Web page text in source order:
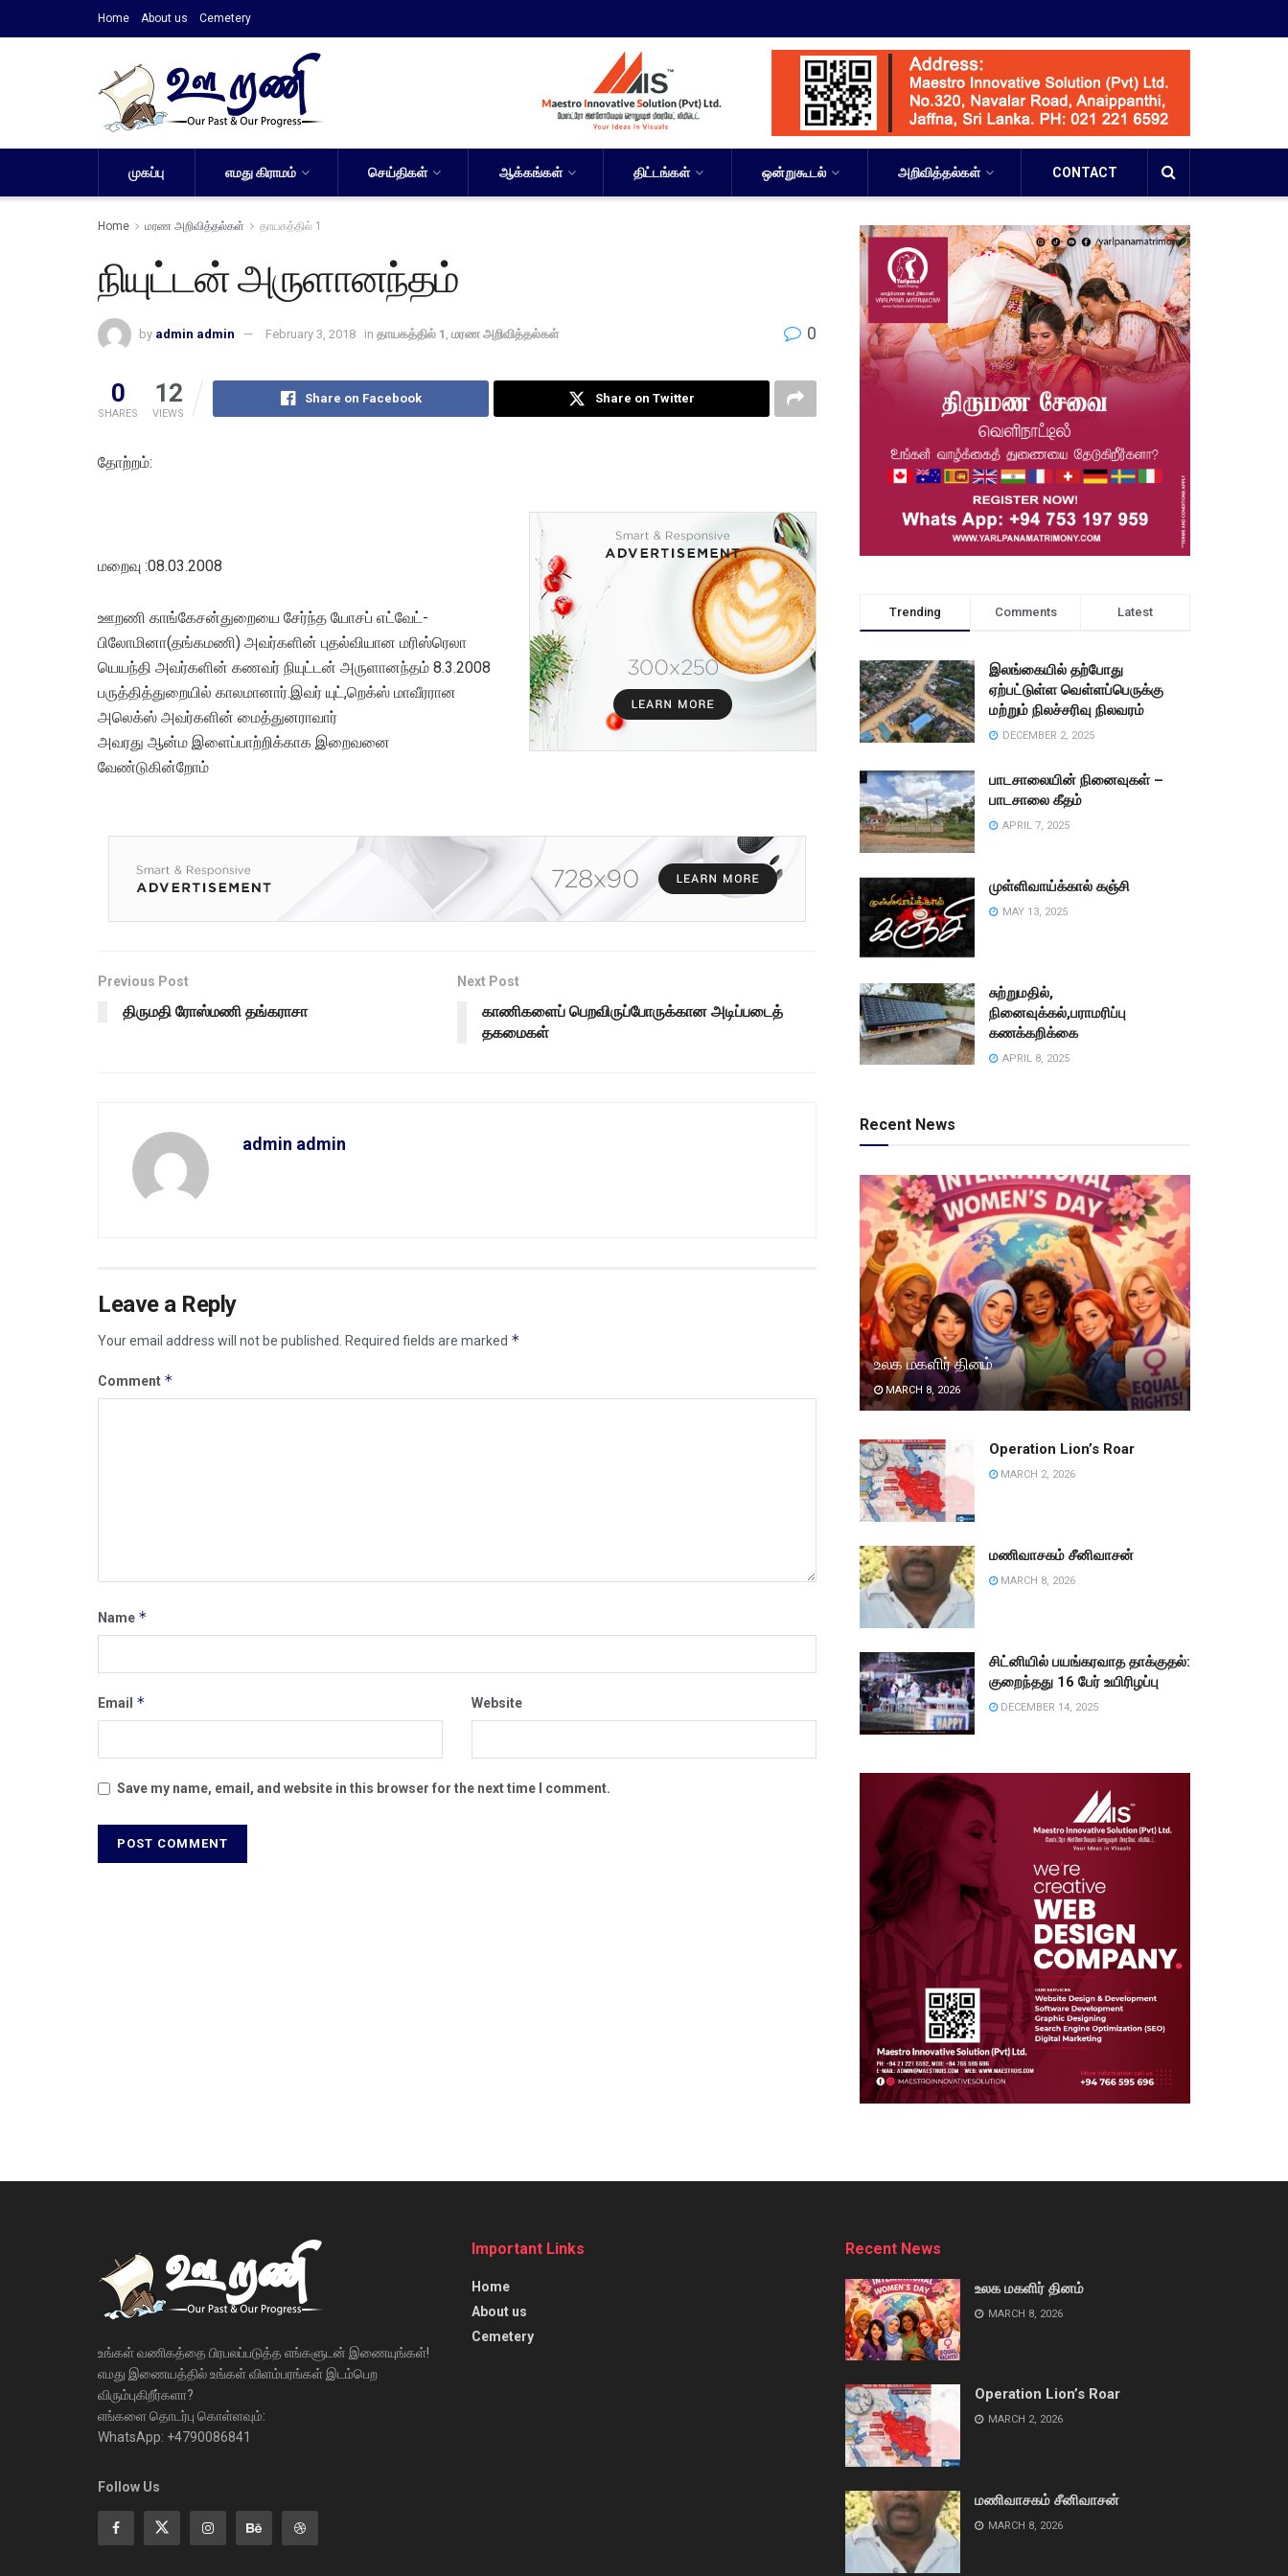
Home About us Cemetery
முகப்பு எமது கிராமம் செய்திகள் ஆக்கங்கள் திட்டங்கள் ஒன்றுகூடல் அறிவித்தல்கள் CONTACT
Home மரண அறிவித்தல்கள் தாயகத்தில் 1
நியுட்டன் அருளானந்தம்
by admin admin February 3, 2018 in தாயகத்தில் 1 மரண அறிவித்தல்கள் 0
0
SHARES
12
VIEWS
Share on Facebook Share on Twitter
தோற்றம்:
மறைவு :08.03.2008
ஊறணி காங்கேசன்துறையை சேர்ந்த யோசப் எட்வேட்-
பிலோமினா(தங்கமணி) அவர்களின் புதல்வியான மரிஸ்ரெலா
யெயந்தி அவர்களின் கணவர் நியுட்டன் அருளானந்தம் 8.3.2008
பருத்தித்துறையில் காலமானார்.இவர் யுட்,றெக்ஸ் மாவீரரான
அலெக்ஸ் அவர்களின் மைத்துனராவார்
அவரது ஆன்ம இளைப்பாற்றிக்காக இறைவனை
வேண்டுகின்றோம்
Previous Post
திருமதி ரோஸ்மணி தங்கராசா
Next Post
காணிகளைப் பெறவிருப்போருக்கான அடிப்படைத்
தகமைகள்
admin admin
Leave a Reply
Your email address will not be published. Required fields are marked *
Comment *
Name *
Email * Website
Save my name, email, and website in this browser for the next time I comment.
Trending Comments Latest
இலங்கையில் தற்போது
ஏற்பட்டுள்ள வெள்ளப்பெருக்கு
மற்றும் நிலச்சரிவு நிலவரம்
DECEMBER 2, 2025
பாடசாலையின் நினைவுகள் –
பாடசாலை கீதம்
APRIL 7, 2025
முள்ளிவாய்க்கால் கஞ்சி
MAY 13, 2025
சுற்றுமதில்,
நினைவுக்கல்,பராமரிப்பு
கணக்கறிக்கை
APRIL 8, 2025
Recent News
உலக மகளிர் தினம்
MARCH 8, 2026
Operation Lion’s Roar
MARCH 2, 2026
மணிவாசகம் சீனிவாசன்
MARCH 8, 2026
சிட்னியில் பயங்கரவாத தாக்குதல்:
குறைந்தது 16 பேர் உயிரிழப்பு
DECEMBER 14, 2025
உங்கள் வணிகத்தை பிரபலப்படுத்த எங்களுடன் இணையுங்கள்!
எமது இணையத்தில் உங்கள் விளம்பரங்கள் இடம்பெற
விரும்புகிறீர்களா?
எங்களை தொடர்பு கொள்ளவும்:
WhatsApp: +4790086841
Follow Us
Important Links
Home
About us
Cemetery
Recent News
உலக மகளிர் தினம்
MARCH 8, 2026
Operation Lion’s Roar
MARCH 2, 2026
மணிவாசகம் சீனிவாசன்
MARCH 8, 2026